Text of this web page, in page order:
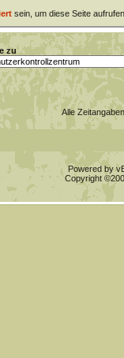
sein, um diese Seite
zu
Alle
Powered by
Copyright